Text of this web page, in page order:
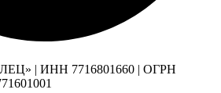
| ИНН 7716801660 | ОГРН